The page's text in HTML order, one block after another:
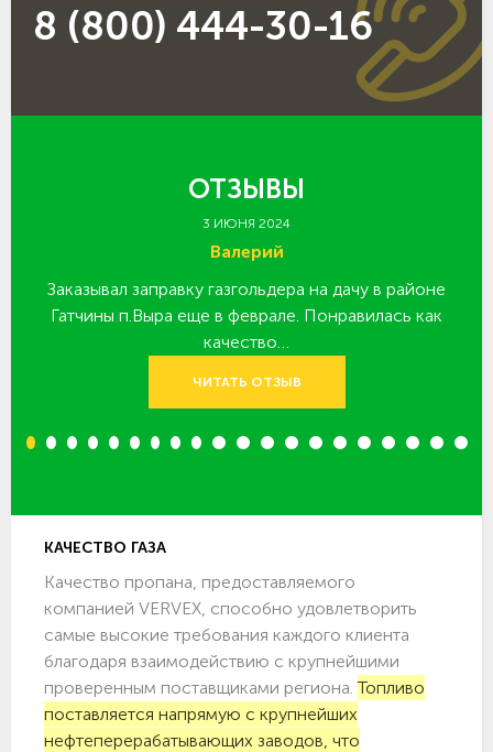
8 (800) 444-30-16
ОТЗЫВЫ
3 ИЮНЯ 2024
Валерий
Заказывал заправку газгольдера на дачу в районе
Гатчины п.Выра еще в феврале. Понравилась как
качество…
ЧИТАТЬ ОТЗЫВ
1 2 3 4 5 6 7 8 9 10 11 12 13 14 15 16 17 18 19 20
КАЧЕСТВО ГАЗА
Качество пропана, предоставляемого
компанией VERVEX, способно удовлетворить
самые высокие требования каждого клиента
благодаря взаимодействию с крупнейшими
проверенным поставщиками региона.Топливо
поставляется напрямую с крупнейших
нефтеперерабатывающих заводов, что